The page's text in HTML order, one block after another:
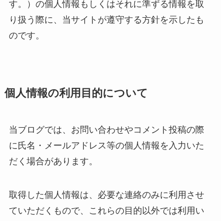
す。）の個人情報もしくはそれに準ずる情報を取
り扱う際に、当サイトが遵守する方針を示したも
のです。
個人情報の利用目的について
当ブログでは、お問い合わせやコメント投稿の際
に氏名・メールアドレス等の個人情報を入力いた
だく場合があります。
取得した個人情報は、必要な連絡のみに利用させ
ていただくもので、これらの目的以外では利用い